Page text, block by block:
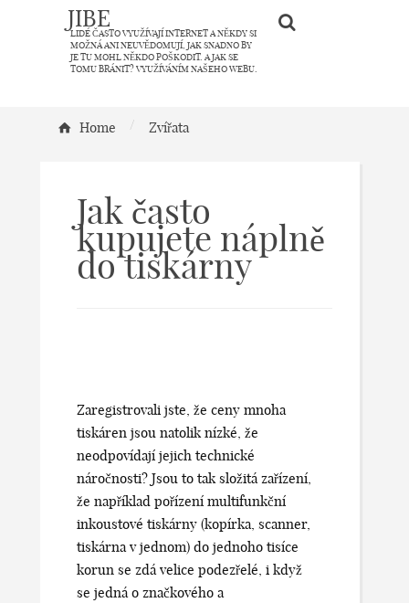
JIBE
LIDÉ ČASTO VYUŽÍVAJÍ INTERNET A NĚKDY SI
MOŽNÁ ANI NEUVĚDOMUJÍ, JAK SNADNO BY
JE TU MOHL NĚKDO POŠKODIT. A JAK SE
TOMU BRÁNIT? VYUŽÍVÁNÍM NAŠEHO WEBU.
Home / Zvířata
Jak často
kupujete náplně
do tiskárny
Zaregistrovali jste, že ceny mnoha
tiskáren jsou natolik nízké, že
neodpovídají jejich technické
náročnosti? Jsou to tak složitá zařízení,
že například pořízení multifunkční
inkoustové tiskárny (kopírka, scanner,
tiskárna v jednom) do jednoho tisíce
korun se zdá velice podezřelé, i když
se jedná o značkového a